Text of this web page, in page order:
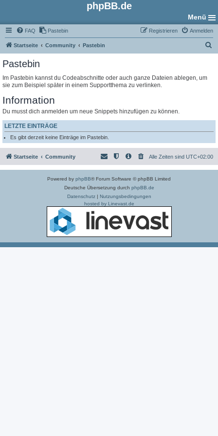
phpBB.de
Menü
FAQ Pastebin Anmelden
Registrieren
Startseite Community Pastebin
Pastebin
Im Pastebin kannst du Codeabschnitte oder auch ganze Dateien ablegen, um
sie zum Beispiel später in einem Supportthema zu verlinken.
Information
Du musst dich anmelden um neue Snippets hinzufügen zu können.
LETZTE EINTRÄGE
Es gibt derzeit keine Einträge im Pastebin.
Startseite Community Alle Zeiten sind UTC+02:00
Powered by phpBB® Forum Software © phpBB Limited
Deutsche Übersetzung durch phpBB.de
Datenschutz|
Nutzungsbedingungen
hosted by Linevast.de